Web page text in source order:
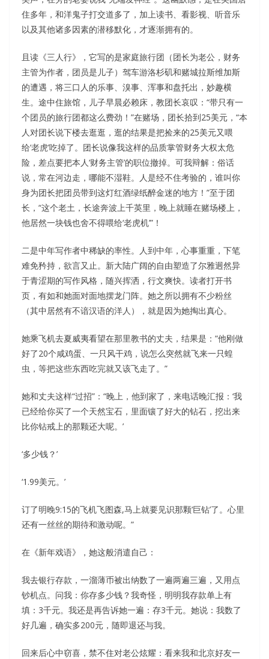
住多年，和洋鬼子打交道多了，加上读书、看影视、听音乐
以及其他诸多因素的潜移默化，才逐渐拥有的。
且读《三人行》，它写的是家庭旅行团（团长为老公，财务
主管为作者，团员是儿子）驾车游洛杉矶和赌城拉斯维加斯
的遭遇，将三口人的乐事、溴事、浑事和盘托出，妙趣横
生。途中住旅馆，儿子早晨必赖床，教团长哀叹：“带只有一
个团员的旅行团都这么费劲！”在赌场，团长拾到25美元，“本
人对团长说下楼去逛逛，逛的结果是把捡来的25美元又喂
给‘老虎’吃掉了。团长说像我这样的品质掌管财务大权太危
险，差点要把本人‘财务主管’的职位撤掉。可我辩解：俗话
说，常在河边走，哪能不湿鞋。人是经不住考验的，谁叫你
身为团长把团员带到这灯红酒绿纸醉金迷的地方！”至于团
长，“这个老土，长途奔波上千英里，晚上就睡在赌场楼上，
他居然一块钱也舍不得喂给‘老虎机’”！
二是中年写作者中稀缺的率性。人到中年，心事重重，下笔
难免矜持，欲言又止。新大陆广阔的自由塑造了尔雅迥然异
于青涩期的写作风格，随兴挥洒，行文爽快。读者打开书
页，有如和她面对面地摆龙门阵。她之所以拥有不少粉丝
（其中居然有不谙汉语的洋人），就是因为她掏出真心。
她乘飞机去夏威夷看望在那里教书的丈夫，结果是：“他刚做
好了20个咸鸡蛋、一只风干鸡，说怎么突然就飞来一只蝗
虫，等把这些东西吃完就又该飞走了。”
她和丈夫这样“过招”：“晚上，他到家了，来电话晚汇报：‘我
已经给你买了一个天然宝石，里面镶了好大的钻石，挖出来
比你钻戒上的那颗还大呢。’
‘多少钱？’
‘1.99美元。’
订了明晚9:15的飞机飞图森,马上就要见识那颗‘巨钻’了。心里
还有一丝丝的期待和激动呢。”
在《新年戏语》，她这般消遣自己：
我去银行存款，一溜薄币被出纳数了一遍两遍三遍，又用点
钞机点。问我：你存多少钱？我奇怪，明明我存款单上有
填：3千元。我还是再告诉她一遍：存3千元。她说：我数了
好几遍，确实多200元，随即退还与我。
回来后心中窃喜，禁不住对老公炫耀：看来我和北京好友一